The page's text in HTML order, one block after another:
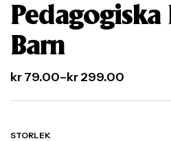
Pedagogiska
Barn
kr79.00–kr299.00
STORLEK